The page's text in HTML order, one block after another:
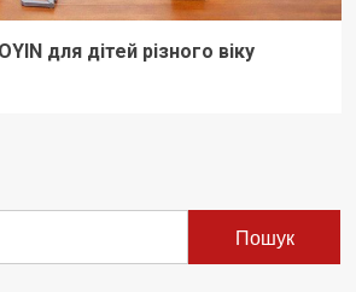
для дітей різного віку
Пошук